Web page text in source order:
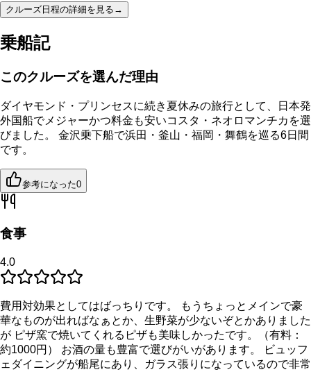
クルーズ日程の詳細を見る →
乗船記
このクルーズを選んだ理由
ダイヤモンド・プリンセスに続き夏休みの旅行として、日本発
外国船でメジャーかつ料金も安いコスタ・ネオロマンチカを選
びました。 金沢乗下船で浜田・釜山・福岡・舞鶴を巡る6日間
です。
参考になった0
食事
4.0
費用対効果としてはばっちりです。 もうちょっとメインで豪
華なものが出ればなぁとか、生野菜が少ないぞとかありました
が ピザ窯で焼いてくれるピザも美味しかったです。（有料：
約1000円） お酒の量も豊富で選びがいがあります。 ビュッフ
ェダイニングが船尾にあり、ガラス張りになっているので非常